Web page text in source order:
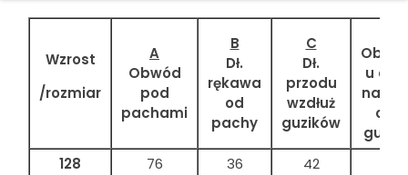
Wzrost
/rozmiar
A
Obwód
pod
pachami
B
Dł.
rękawa
od
pachy
C
Dł.
przodu
wzdłuż
guzików
u
na
ost
128
76 36 42